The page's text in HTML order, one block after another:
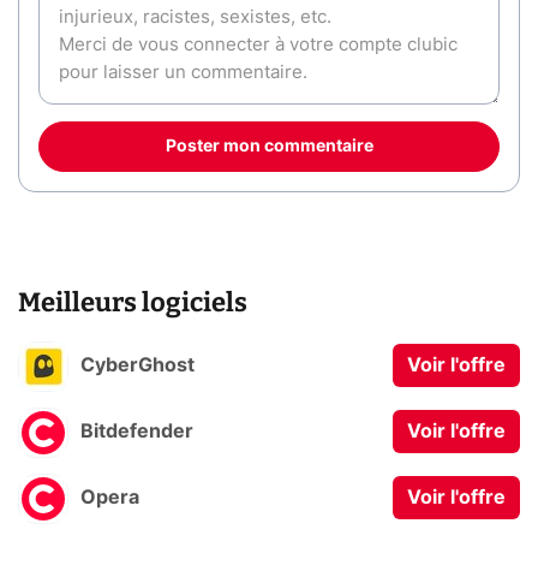
Poster mon commentaire
Meilleurs logiciels
CyberGhost Voir l'offre
Bitdefender Voir l'offre
Opera Voir l'offre